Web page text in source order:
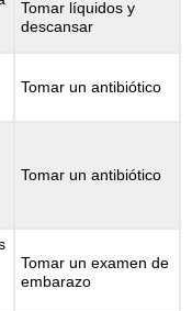
Tomar líquidos y
descansar
Tomar un antibiótico
Tomar un antibiótico
Tomar un examen de
embarazo